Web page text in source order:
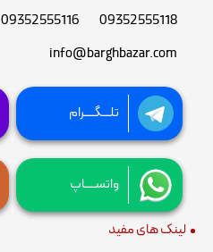
09352555118
09352555116
info@barghbazar.com
تلـــگــــرام
واتســــاپ
لینک های مفید